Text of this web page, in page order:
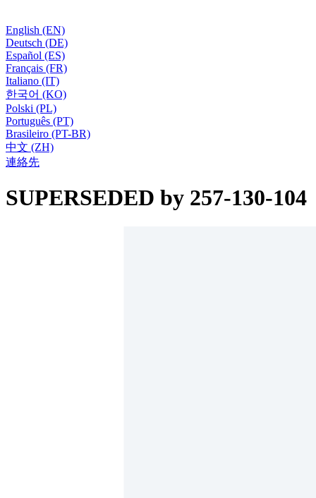
English (EN)
Deutsch (DE)
Español (ES)
Français (FR)
Italiano (IT)
한국어 (KO)
Polski (PL)
Português (PT)
Brasileiro (PT-BR)
中文 (ZH)
連絡先
SUPERSEDED by 257-130-104